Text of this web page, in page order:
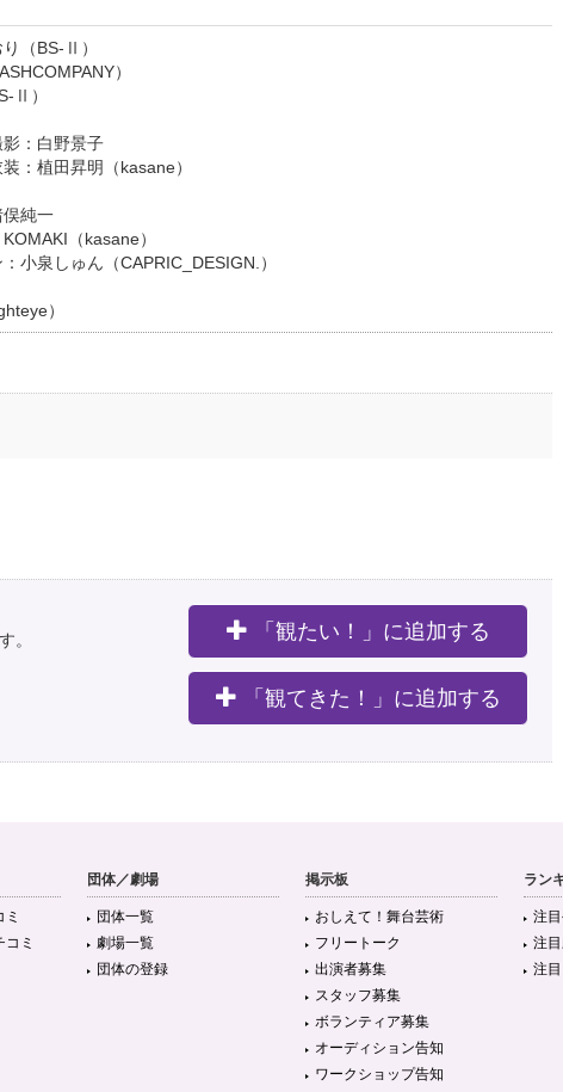
（BS-Ⅱ）
）
Ⅱ）
：白野景子
：植田昇明（kasane）
俣純一
（kasane）
小泉しゅん（CAPRIC_DESIGN.）
）
。
「観たい！」に追加する
「観てきた！」に追加する
ミ
団体／劇場
団体一覧
劇場一覧
団体の登録
掲示板
おしえて！舞台芸術
フリートーク
出演者募集
スタッフ募集
ボランティア募集
オーディション告知
ワークショップ告知
ラン
注
注
注